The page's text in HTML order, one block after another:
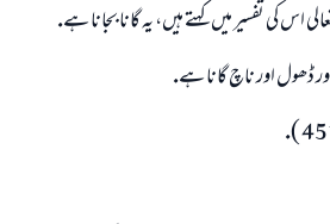
اس كى تفسير ميں كہتے ہيں، يہ گانا بجانا ہے.
اور ڈھول اور ناچ گانا ہے.